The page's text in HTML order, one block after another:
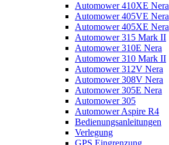
Automower 410XE Nera
Automower 405VE Nera
Automower 405XE Nera
Automower 315 Mark II
Automower 310E Nera
Automower 310 Mark II
Automower 312V Nera
Automower 308V Nera
Automower 305E Nera
Automower 305
Automower Aspire R4
Bedienungsanleitungen
Verlegung
GPS Eingrenzung